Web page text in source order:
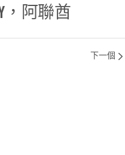
，阿聯酋
下一個